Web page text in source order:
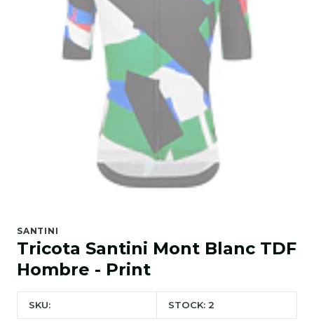
SANTINI
Tricota Santini Mont Blanc TDF
Hombre - Print
SKU: STOCK: 2